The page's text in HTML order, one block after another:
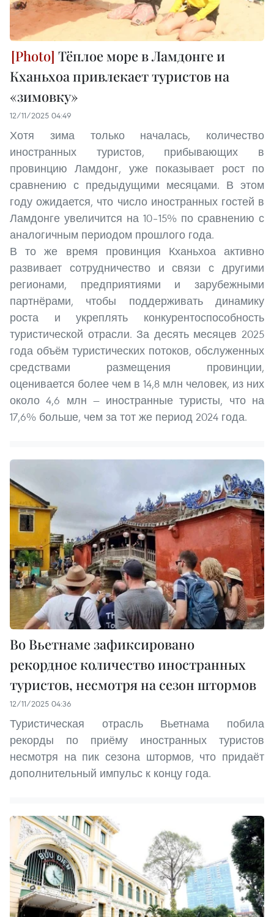
Тёплое море в Ламдонге и
Кханьхоа привлекает туристов на
«зимовку»
12/11/2025 04:49
Хотя зима только началась, количество
иностранных туристов, прибывающих в
провинцию Ламдонг, уже показывает рост по
сравнению с предыдущими месяцами. В этом
году ожидается, что число иностранных гостей в
Ламдонге увеличится на 10–15% по сравнению с
аналогичным периодом прошлого года.
В то же время провинция Кханьхоа активно
развивает сотрудничество и связи с другими
регионами, предприятиями и зарубежными
партнёрами, чтобы поддерживать динамику
роста и укреплять конкурентоспособность
туристической отрасли. За десять месяцев 2025
года объём туристических потоков, обслуженных
средствами размещения провинции,
оценивается более чем в 14,8 млн человек, из них
около 4,6 млн — иностранные туристы, что на
17,6% больше, чем за тот же период 2024 года.
Во Вьетнаме зафиксировано
рекордное количество иностранных
туристов, несмотря на сезон штормов
12/11/2025 04:36
Туристическая отрасль Вьетнама побила
рекорды по приёму иностранных туристов
несмотря на пик сезона штормов, что придаёт
дополнительный импульс к концу года.